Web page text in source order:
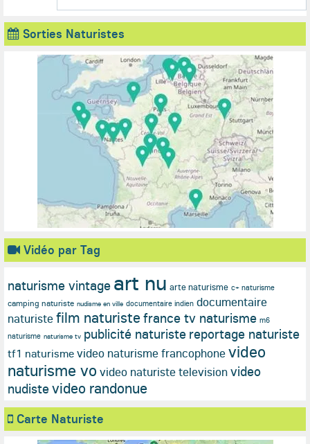
Sorties Naturistes
Vidéo par Tag
naturisme vintage art nu arte naturisme c+ naturisme
camping naturiste nudisme en ville documentaire indien documentaire
naturistefilm naturistefrance tv naturisme m6
naturisme naturisme tv publicité naturiste reportage naturiste
tf1 naturisme video naturisme francophonevideo
naturisme vo video naturiste televisionvideo
nudistevideo randonue
Carte Naturiste